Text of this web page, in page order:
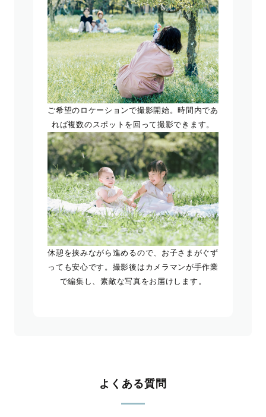
ご希望のロケーションで撮影開始。時間内であ
れば複数のスポットを回って撮影できます。
休憩を挟みながら進めるので、お子さまがぐず
っても安心です。撮影後はカメラマンが手作業
で編集し、素敵な写真をお届けします。
よくある質問